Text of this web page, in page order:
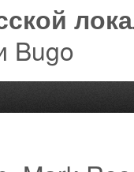
Bugo